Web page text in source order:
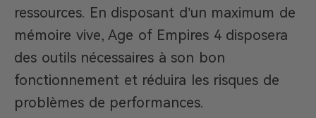
ressources. En disposant d’un maximum de
mémoire vive, Age of Empires 4 disposera
des outils nécessaires à son bon
fonctionnement et réduira les risques de
problèmes de performances.